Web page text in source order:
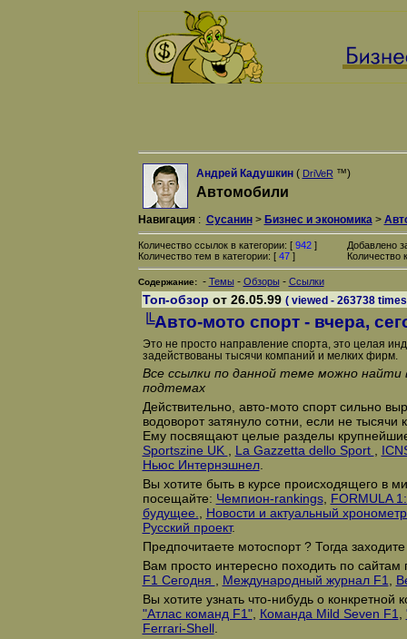
Андрей Кадушкин( DriVeR ™)
Автомобили
Навигация: Сусанин> Бизнес и экономика>
Количество ссылок в категории: [ 942]
Количество тем в категории: [ 47]
Добавлено
Количество
Содержание: - Темы - Обзоры - Ссылки
Топ-обзор от 26.05.99 ( viewed - 263738
╚Авто-мото спорт - вчера,
Это не просто направление спорта, это целая
задействованы тысячи компаний и мелких фирм.
Все ссылки по данной теме можно
подтемах
Действительно, авто-мото спорт сильно
водоворот затянуло сотни, если не
Ему посвящают целые разделы
Sportszine UK
La Gazzetta dello Sport
Ньюс Интернэшнел.
Вы хотите быть в курсе происходящего в
посещайте: Чемпион-rankings, FORMULA
будущее.
Новости и актуальный
Русский проект.
Предпочитаете мотоспорт ? Тогда
Вам просто интересно походить по
F1 Сегодня
Международный журнал F1
Вы хотите узнать что-нибудь о конкретной
"Атлас команд F1", Команда Mild Seven F1
Ferrari-Shell.